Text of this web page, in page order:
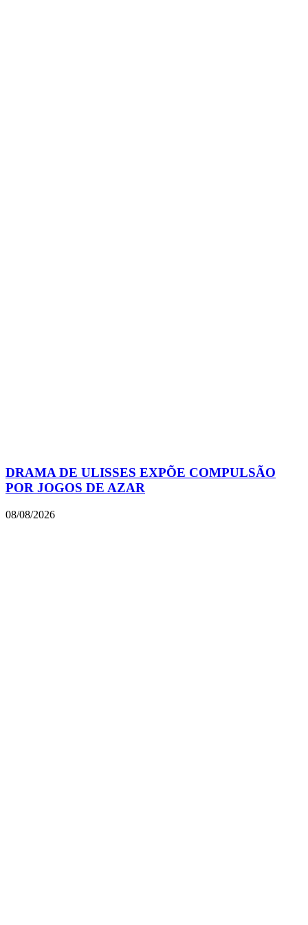
DRAMA DE ULISSES EXPÕE COMPULSÃO
POR JOGOS DE AZAR
08/08/2026